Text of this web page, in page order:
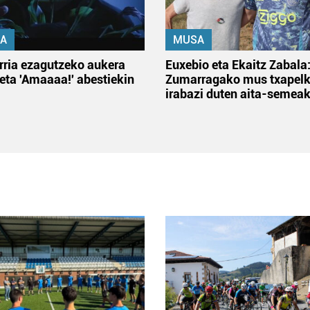
ezagutzeko aukera
'Amaaaa!' abestiekin
MUSA
Euxebio eta Ekaitz Zabala:
Zumarragako mus
irabazi duten aita-semeak